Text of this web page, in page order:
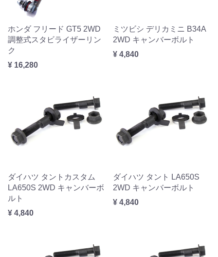
ホンダ フリード GT5 2WD
調整式スタビライザーリン
ク
¥ 16,280
ミツビシ デリカミニ B34A
2WD キャンバーボルト
¥ 4,840
ダイハツ タントカスタム
LA650S 2WD キャンバーボ
ルト
¥ 4,840
ダイハツ タント LA650S
2WD キャンバーボルト
¥ 4,840